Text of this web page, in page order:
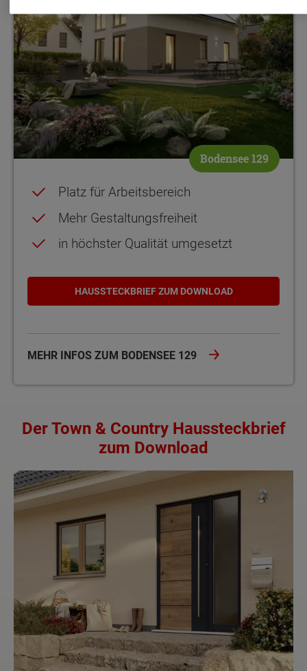
Bodensee 129
Platz für Arbeitsbereich
Mehr Gestaltungsfreiheit
in höchster Qualität umgesetzt
HAUSSTECKBRIEF ZUM DOWNLOAD
MEHR INFOS ZUM BODENSEE 129
Der Town & Country Haussteckbrief
zum Download